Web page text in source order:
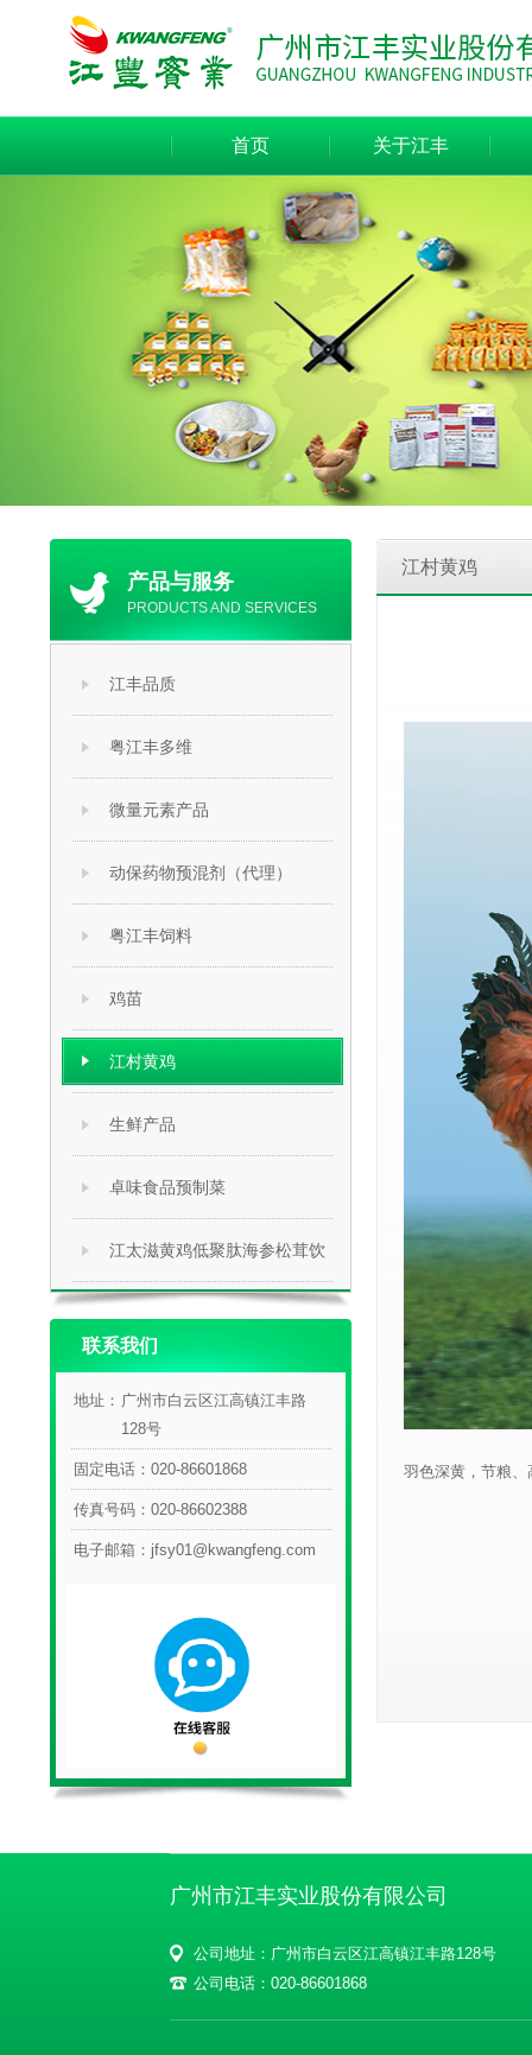
首页 关于江丰
产品与服务
PRODUCTS AND SERVICES
江丰品质
粤江丰多维
微量元素产品
动保药物预混剂（代理）
粤江丰饲料
鸡苗
江村黄鸡
生鲜产品
卓味食品预制菜
江太滋黄鸡低聚肽海参松茸饮
联系我们
地址： 广州市白云区江高镇江丰路
128号
固定电话： 020-86601868
传真号码： 020-86602388
电子邮箱： jfsy01@kwangfeng.com
江村黄鸡
羽色深黄，节粮
广州市江丰实业股份有限公司
公司地址：广州市白云区江高镇江丰路128号
公司电话：020-86601868